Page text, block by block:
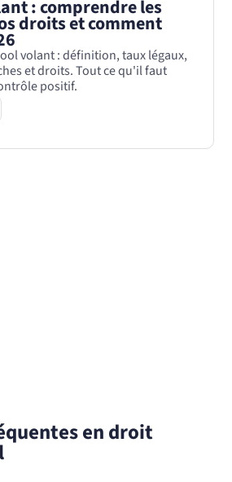
: comprendre les
droits et comment
volant : définition, taux légaux,
et droits. Tout ce qu'il faut
positif.
en droit